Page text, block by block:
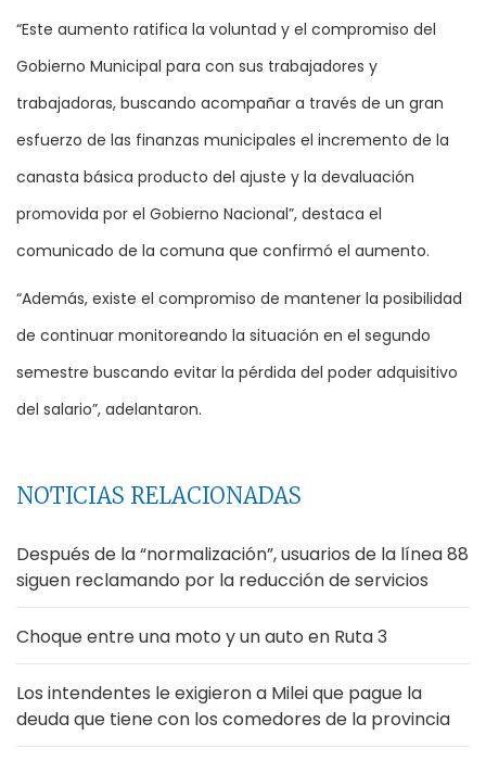
“Este aumento ratifica la voluntad y el compromiso del
Gobierno Municipal para con sus trabajadores y
trabajadoras, buscando acompañar a través de un gran
esfuerzo de las finanzas municipales el incremento de la
canasta básica producto del ajuste y la devaluación
promovida por el Gobierno Nacional”, destaca el
comunicado de la comuna que confirmó el aumento.
“Además, existe el compromiso de mantener la posibilidad
de continuar monitoreando la situación en el segundo
semestre buscando evitar la pérdida del poder adquisitivo
del salario”, adelantaron.
NOTICIAS RELACIONADAS
Después de la “normalización”, usuarios de la línea 88
siguen reclamando por la reducción de servicios
Choque entre una moto y un auto en Ruta 3
Los intendentes le exigieron a Milei que pague la
deuda que tiene con los comedores de la provincia